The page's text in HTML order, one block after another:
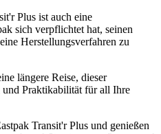
Plus ist auch eine
sich verpflichtet hat, seinen
Herstellungsverfahren zu
längere Reise, dieser
Praktikabilität für all Ihre
Transit'r Plus und genießen